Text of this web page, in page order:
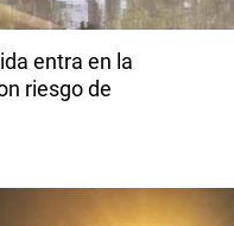
entra en la
riesgo de